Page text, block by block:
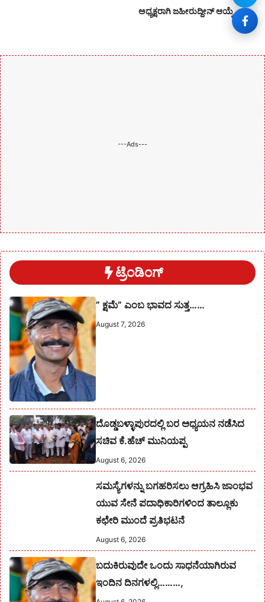
ಅಧ್ಯಕ್ಷರಾಗಿ ಜಹೀರುದ್ದೀನ್ ಆಯ್ಕೆ
---Ads---
ಟ್ರೆಂಡಿಂಗ್
” ಕ್ಷಮೆ” ಎಂಬ ಭಾವದ ಸುತ್ತ……
August 7, 2026
ದೊಡ್ಡಬಳ್ಳಾಪುರದಲ್ಲಿ ಬರ ಅಧ್ಯಯನ ನಡೆಸಿದ
ಸಚಿವ ಕೆ.ಹೆಚ್ ಮುನಿಯಪ್ಪ
August 6, 2026
ಸಮಸ್ಯೆಗಳನ್ನು ಬಗಹರಿಸಲು ಆಗ್ರಹಿಸಿ ಜಾಂಭವ
ಯುವ ಸೇನೆ ಪದಾಧಿಕಾರಿಗಳಿಂದ ತಾಲ್ಲೂಕು
ಕಛೇರಿ ಮುಂದೆ ಪ್ರತಿಭಟನೆ
August 6, 2026
ಬದುಕಿರುವುದೇ ಒಂದು ಸಾಧನೆಯಾಗಿರುವ
ಇಂದಿನ ದಿನಗಳಲ್ಲಿ………,